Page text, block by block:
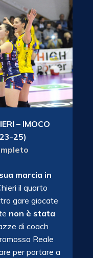
– IMOCO
25)
marcia in
il quarto
gare giocate
non è stata
di coach
Reale
per portare a